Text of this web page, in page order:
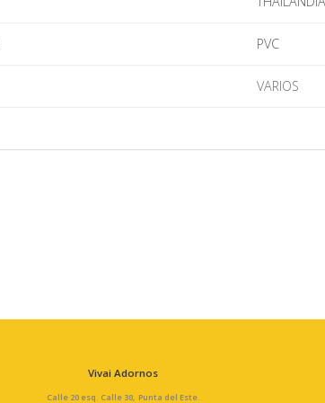
PVC
VARIOS
Vivai Adornos
Calle 20 esq. Calle 30, Punta del Este.